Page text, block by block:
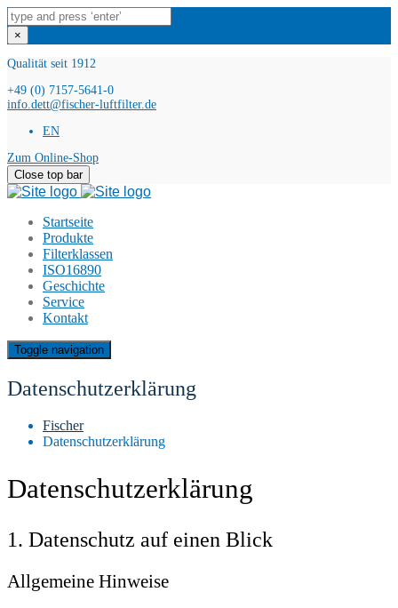
×
Qualität seit 1912
+49 (0) 7157-5641-0
info.dett@fischer-luftfilter.de
EN
Zum Online-Shop
Close top bar
Startseite
Produkte
Filterklassen
ISO16890
Geschichte
Service
Kontakt
Toggle navigation
Datenschutzerklärung
Fischer
Datenschutzerklärung
Datenschutz­erklärung
1. Datenschutz auf einen Blick
Allgemeine Hinweise